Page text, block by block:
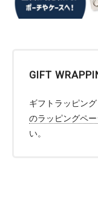
GIFT
ギフトラッピン
のラッピングペー
い。